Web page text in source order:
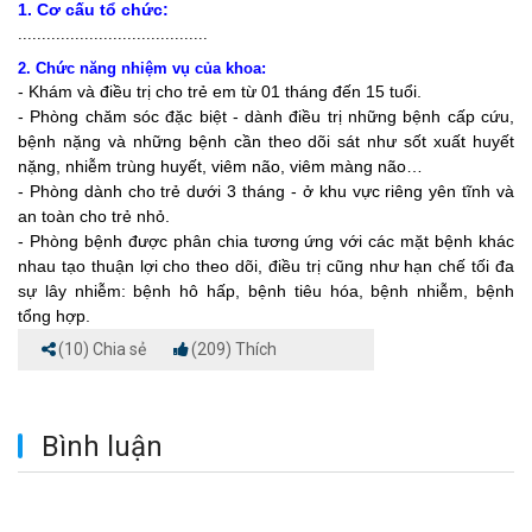
1. Cơ cấu tổ chức:
........................................
2. Chức năng nhiệm vụ của khoa:
- Khám và điều trị cho trẻ em từ 01 tháng đến 15 tuổi.
- Phòng chăm sóc đặc biệt - dành điều trị những bệnh cấp cứu,
bệnh nặng và những bệnh cần theo dõi sát như sốt xuất huyết
nặng, nhiễm trùng huyết, viêm não, viêm màng não…
- Phòng dành cho trẻ dưới 3 tháng - ở khu vực riêng yên tĩnh và
an toàn cho trẻ nhỏ.
- Phòng bệnh được phân chia tương ứng với các mặt bệnh khác
nhau tạo thuận lợi cho theo dõi, điều trị cũng như hạn chế tối đa
sự lây nhiễm: bệnh hô hấp, bệnh tiêu hóa, bệnh nhiễm, bệnh
tổng hợp.
(10) Chia sẻ
(209) Thích
Bình luận